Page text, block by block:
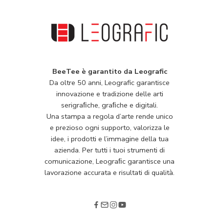
BeeTee è garantito da Leografic
Da oltre 50 anni, Leografic garantisce
innovazione e tradizione delle arti
serigraﬁche, graﬁche e digitali.
Una stampa a regola d’arte rende unico
e prezioso ogni supporto, valorizza le
idee, i prodotti e l’immagine della tua
azienda. Per tutti i tuoi strumenti di
comunicazione, Leograﬁc garantisce una
lavorazione accurata e risultati di qualità.